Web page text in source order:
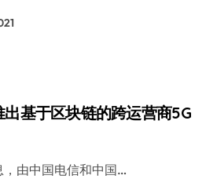
基于区块链的跨运营商5G
，由中国电信和中国…